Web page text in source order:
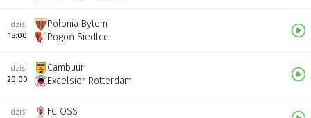
dziś
18:00
Polonia Bytom
Pogoń Siedlce
dziś
20:00
Cambuur
Excelsior Rotterdam
dziś
FC OSS